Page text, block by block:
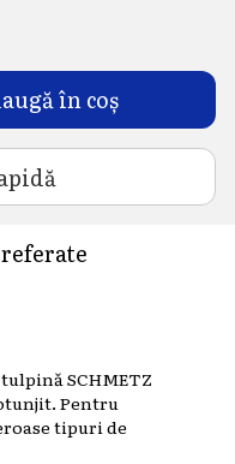
în coș
SCHMETZ
Pentru
tipuri de